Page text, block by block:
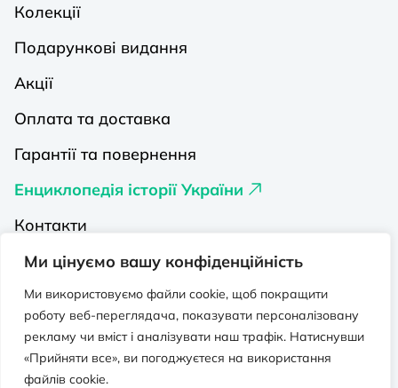
Ми цінуємо вашу конфіденційність
Ми використовуємо файли cookie, щоб покращити
роботу веб-переглядача, показувати персоналізовану
рекламу чи вміст і аналізувати наш трафік. Натиснувши
«Прийняти все», ви погоджуєтеся на використання
файлів cookie.
Колекції
Подарункові видання
Акції
Оплата та доставка
Гарантії та повернення
Енциклопедія історії України
Контакти
Про нас
Видавництва на Порталі
Політика конфіденційності
Публічна оферта